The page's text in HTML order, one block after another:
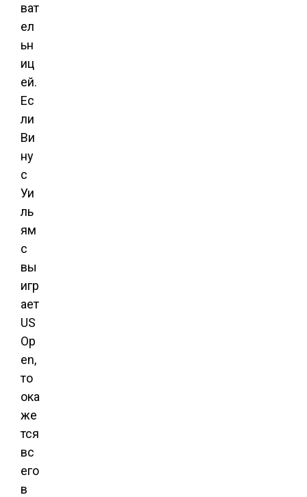
ват
ел
ьн
иц
ей.
Ес
ли
Ви
ну
с
Уи
ль
ям
с
вы
игр
ает
US
Op
en,
то
ока
же
тся
вс
его
в